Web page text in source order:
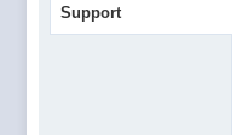
Support